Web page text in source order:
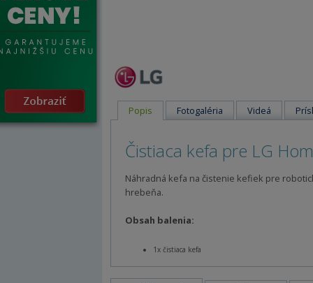
Popis Fotogaléria Videá
Čistiaca kefa pre LG
Náhradná kefa na čistenie kefiek pre
hrebeňa.
Obsah balenia:
1x čistiaca kefa